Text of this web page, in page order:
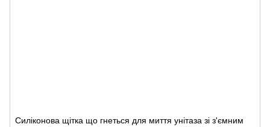
Силіконова щітка що гнеться для миття унітаза зі з'ємним